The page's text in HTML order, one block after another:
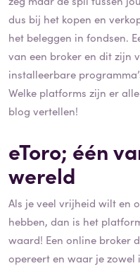
dus bij het kopen en
het beleggen in fondsen.
van een broker en dit zijn
installeerbare
Welke platforms zijn er
blog vertellen!
eToro; één
wereld
Als je veel vrijheid wilt en
hebben, dan is het
waard! Een online broker
opereert en waar je